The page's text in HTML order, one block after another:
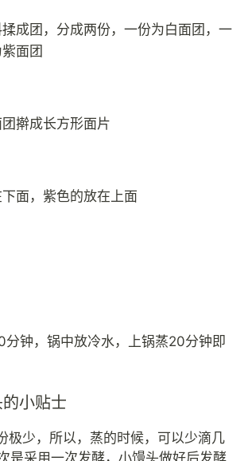
成团，分成两份，一份为白面团，一
面团
擀成长方形面片
面，紫色的放在上面
分钟，锅中放冷水，上锅蒸20分钟即
小贴士
极少，所以，蒸的时候，可以少滴几
是采用一次发酵，小馒头做好后发酵